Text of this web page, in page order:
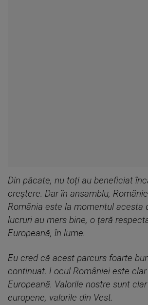
Din păcate, nu toți au beneficiat
creștere. Dar în ansamblu,
România este la momentul acesta
lucruri au mers bine, o țară
Europeană, în lume.
Eu cred că acest parcurs foarte
continuat. Locul României este clar
Europeană. Valorile nostre sunt
europene, valorile din Vest.